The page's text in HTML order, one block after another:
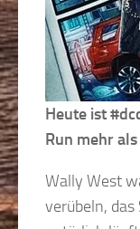
Heute ist
Run mehr
Wally West
verübeln,